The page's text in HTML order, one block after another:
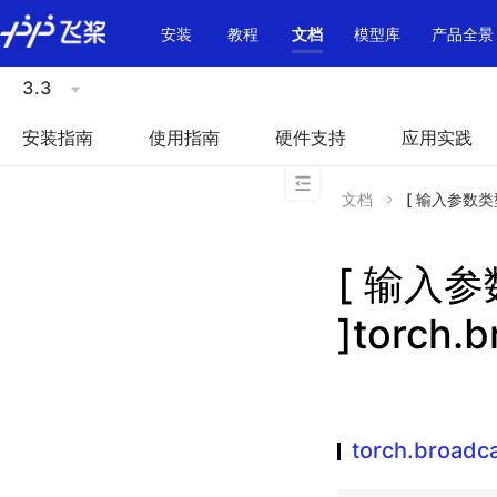
\u200E
安装
教程 文档 模型库 产品全景
3.3
安装指南 使用指南 硬件支持 应用实践
文档 [ 输入参数
[ 输入参